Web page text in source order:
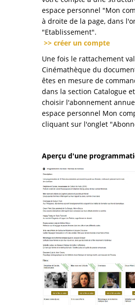
espace personnel "Mon
à droite de la page, dans
"Etablissement".
>> créer un compte
Une fois le rattachement
Cinémathèque du
êtes en mesure de
dans la section Catalogue
choisir l'abonnement
espace personnel Mon
cliquant sur l'onglet
Aperçu d'une